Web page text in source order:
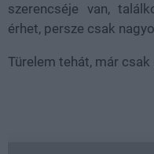
szerencséje van,
érhet, persze csak
Türelem tehát, már